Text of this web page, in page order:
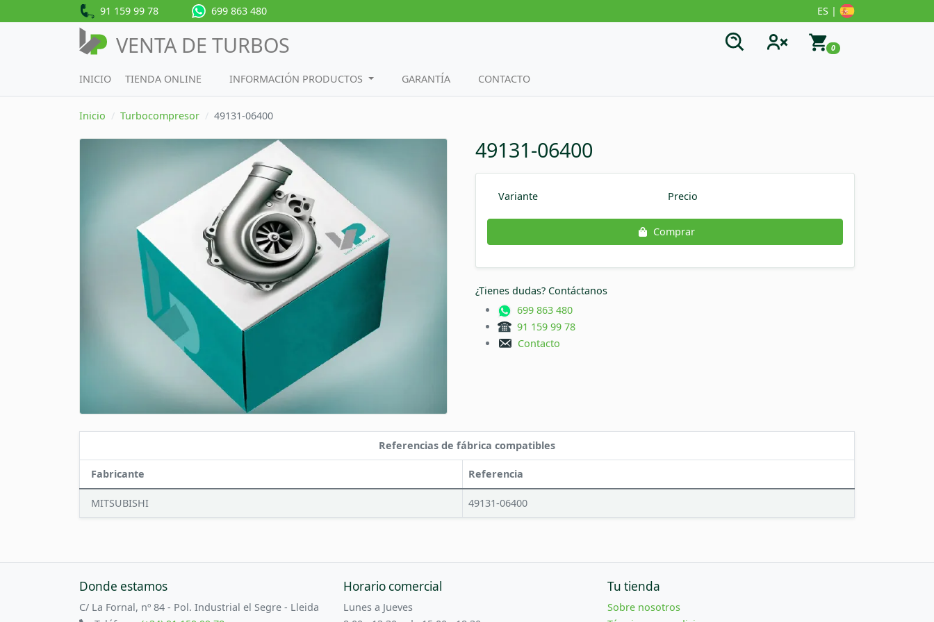
91 159 99 78 699 863 480 ES |
VENTA DE TURBOS 0
INICIO TIENDA ONLINE INFORMACIÓN PRODUCTOS GARANTÍA CONTACTO
Inicio Turbocompresor 49131-06400
49131-06400
Variante Precio
Comprar
¿Tienes dudas? Contáctanos
699 863 480
91 159 99 78
Contacto
Referencias de fábrica compatibles
Fabricante Referencia
MITSUBISHI 49131-06400
Donde estamos
C/ La Fornal, nº 84 - Pol. Industrial el Segre - Lleida
Horario comercial
Lunes a Jueves
Tu tienda
Sobre nosotros